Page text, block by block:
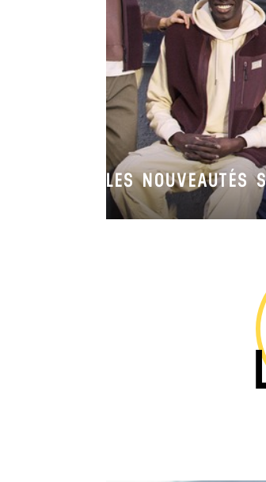
LES NOUVEAUTÉS